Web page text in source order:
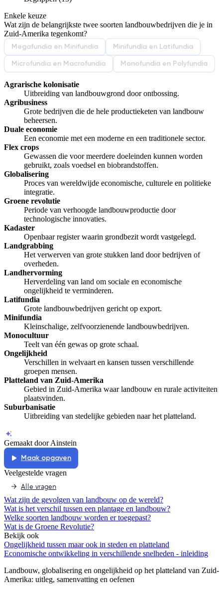
De uitleg gaat te langzaam
Afspelen werkte niet
Enkele keuze
Wat zijn de belangrijkste twee soorten landbouwbedrijven die je in
Zuid-Amerika tegenkomt?
Megafundia en Minifundia
Minifundia en Latifundia
Microfundia en Macrofundia
Monofundia en Polyfundia
Agrarische kolonisatie
Uitbreiding van landbouwgrond door ontbossing.
Agribusiness
Grote bedrijven die de hele productieketen van landbouw
beheersen.
Duale economie
Een economie met een moderne en een traditionele sector.
Flex crops
Gewassen die voor meerdere doeleinden kunnen worden
gebruikt, zoals voedsel en biobrandstoffen.
Globalisering
Proces van wereldwijde economische, culturele en politieke
integratie.
Groene revolutie
Periode van verhoogde landbouwproductie door
technologische innovaties.
Kadaster
Openbaar register waarin grondbezit wordt vastgelegd.
Landgrabbing
Het verwerven van grote stukken land door bedrijven of
overheden.
Landhervorming
Herverdeling van land om sociale en economische
ongelijkheid te verminderen.
Latifundia
Grote landbouwbedrijven gericht op export.
Minifundia
Kleinschalige, zelfvoorzienende landbouwbedrijven.
Monocultuur
Teelt van één gewas op grote schaal.
Ongelijkheid
Verschillen in welvaart en kansen tussen verschillende
groepen mensen.
Platteland van Zuid-Amerika
Gebied in Zuid-Amerika waar landbouw en rurale activiteiten
plaatsvinden.
Suburbanisatie
Uitbreiding van stedelijke gebieden naar het platteland.
Gemaakt door Ainstein
Maak opgaven
Veelgestelde vragen
Alle vragen
Wat zijn de gevolgen van landbouw op de wereld?
Wat is het verschil tussen een plantage en landbouw?
Welke soorten landbouw worden er toegepast?
Wat is de Groene Revolutie?
Bekijk ook
Ongelijkheid tussen maar ook in steden en platteland
Economische ontwikkeling in verschillende snelheden - inleiding
Landbouw, globalisering en ongelijkheid op het platteland van Zuid-
Amerika: uitleg, samenvatting en oefenen